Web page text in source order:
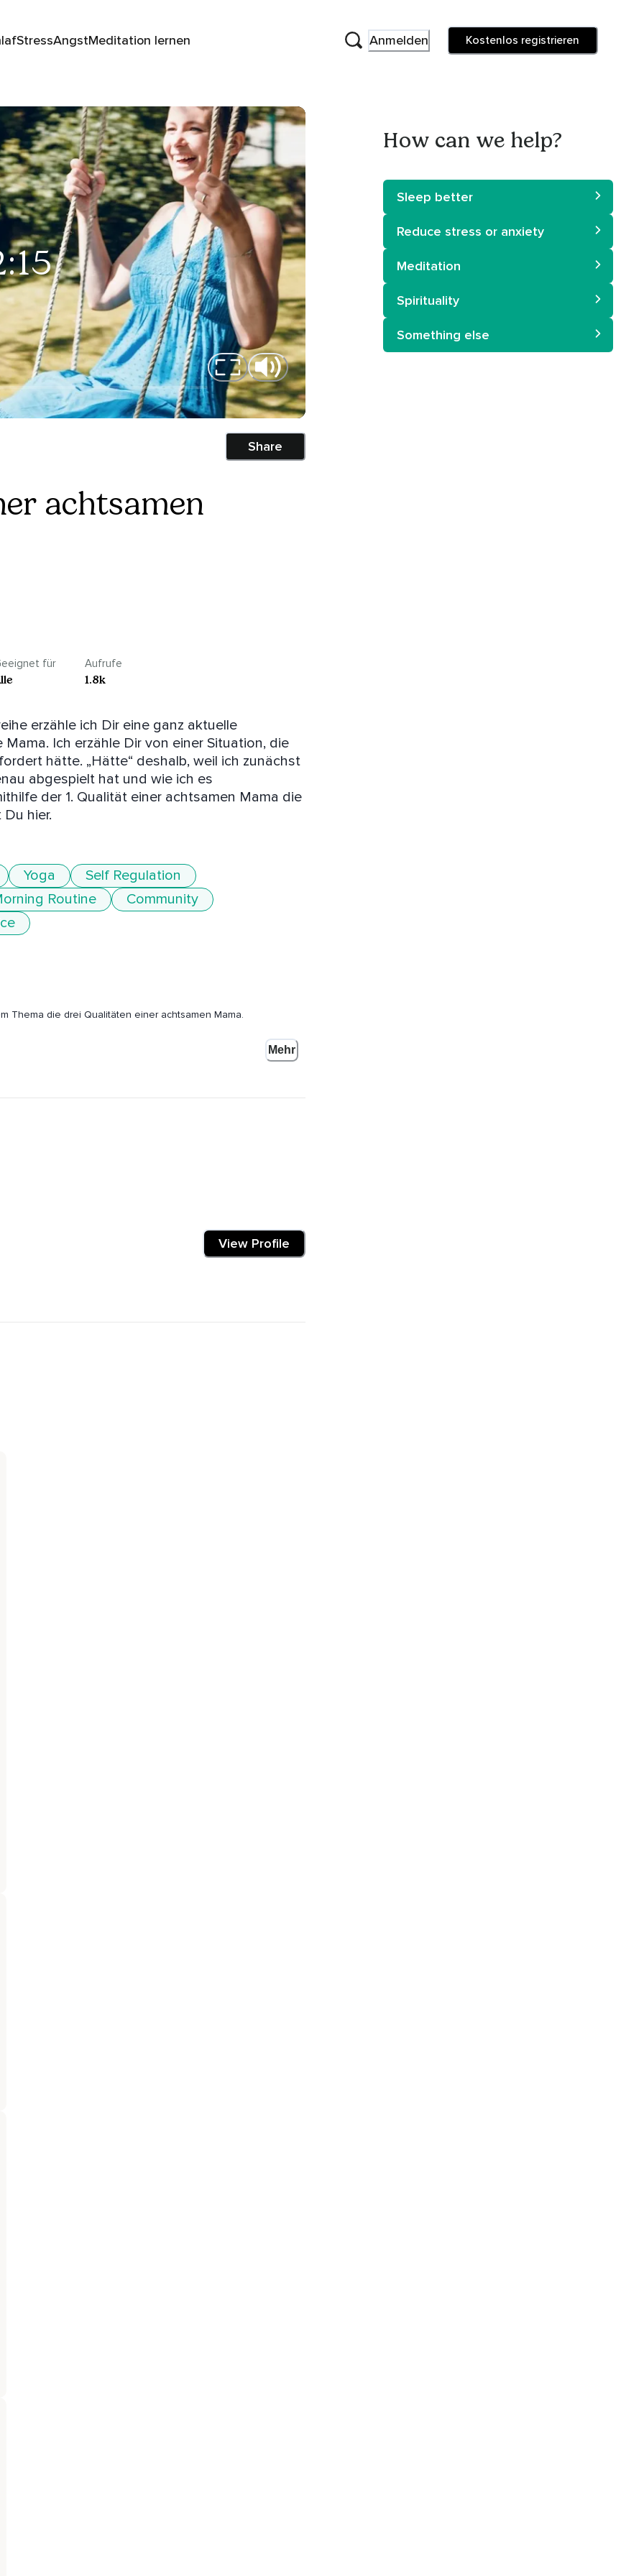
StressAngstMeditation lernen Anmelden Kostenlos registrieren
Share
achtsamen
für Aufrufe
1.8k
erzähle ich Dir eine ganz aktuelle
Ich erzähle Dir von einer Situation, die
hätte. „Hätte“ deshalb, weil ich zunächst
abgespielt hat und wie ich es
der 1. Qualität einer achtsamen Mama die
hier.
Yoga
Self Regulation
Routine
Community
Thema die drei Qualitäten einer achtsamen Mama.
führen möchtest.
erzählen.
eine heilige Zeit.
und Zeit für mich haben,
an.
Mehr
View Profile
How can we help?
Sleep better
Reduce stress or anxiety
Meditation
Spirituality
Something else